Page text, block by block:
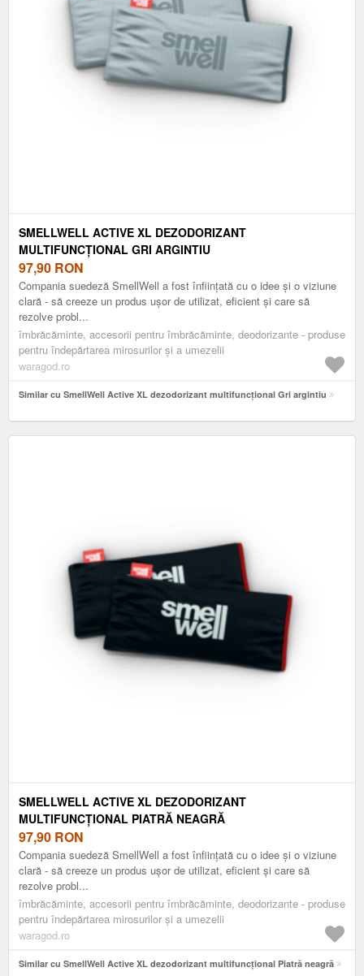
SMELLWELL ACTIVE XL DEZODORIZANT
MULTIFUNCȚIONAL GRI ARGINTIU
97,90 RON
Compania suedeză SmellWell a fost înființată cu o idee și o viziune
clară - să creeze un produs ușor de utilizat, eficient și care să
rezolve probl...
îmbrăcăminte, accesorii pentru îmbrăcăminte, deodorizante - produse
pentru îndepărtarea mirosurilor și a umezelii
waragod.ro
Similar cu SmellWell Active XL dezodorizant multifuncțional Gri argintiu
SMELLWELL ACTIVE XL DEZODORIZANT
MULTIFUNCȚIONAL PIATRĂ NEAGRĂ
97,90 RON
Compania suedeză SmellWell a fost înființată cu o idee și o viziune
clară - să creeze un produs ușor de utilizat, eficient și care să
rezolve probl...
îmbrăcăminte, accesorii pentru îmbrăcăminte, deodorizante - produse
pentru îndepărtarea mirosurilor și a umezelii
waragod.ro
Similar cu SmellWell Active XL dezodorizant multifuncțional Piatră neagră